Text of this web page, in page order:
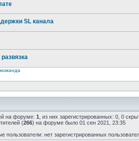
SL канала
на форуме: 1 , из них зарегистрированных: 0, 0
(266) на форуме было 01 сен 2021, 23:35
пользователи: нет зарегистрированных